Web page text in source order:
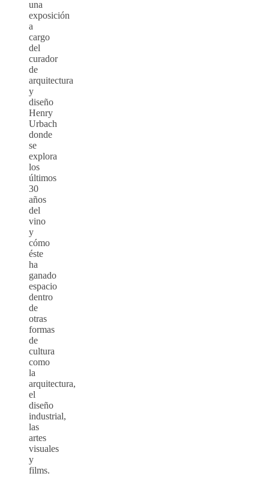
una
exposición
a
cargo
del
curador
de
arquitectura
y
diseño
Henry
Urbach
donde
se
explora
los
últimos
30
años
del
vino
y
cómo
éste
ha
ganado
espacio
dentro
de
otras
formas
de
cultura
como
la
arquitectura,
el
diseño
industrial,
las
artes
visuales
y
films.